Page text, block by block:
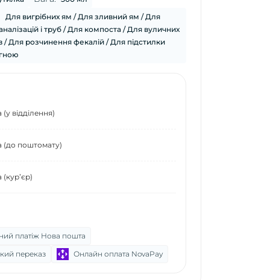
Для вигрібних ям / Для зливний ям / Для
і труб / Для компоста / Для вуличних
/ Для розчинення фекалій / Для підстилки
відділення)
(до поштомату)
платіж Нова пошта
переказ
Онлайн оплата NovaPay